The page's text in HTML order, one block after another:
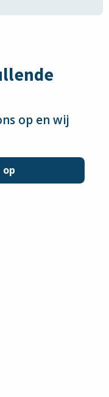
op en wij